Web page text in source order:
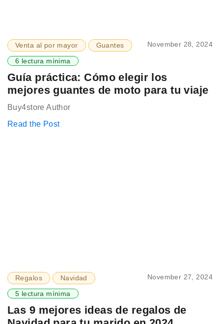
November 28, 2024
Venta al por mayor
Guantes
6 lectura mínima
Guía práctica: Cómo elegir los
mejores guantes de moto para tu viaje
Buy4store Author
Read the Post
November 27, 2024
Regalos
Navidad
5 lectura mínima
Las 9 mejores ideas de regalos de